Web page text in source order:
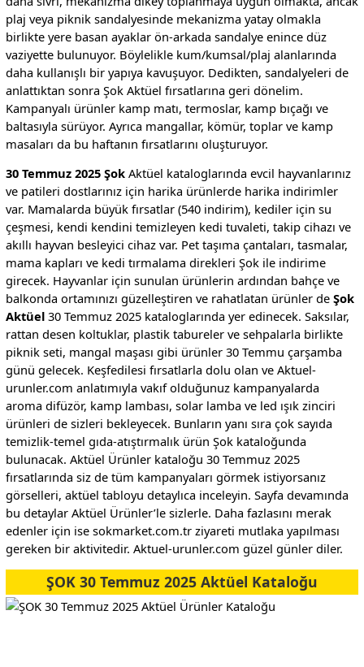
plaj veya piknik sandalyesinde mekanizma yatay olmakla
birlikte yere basan ayaklar ön-arkada sandalye enince düz
vaziyette bulunuyor. Böylelikle kum/kumsal/plaj alanlarında
daha kullanışlı bir yapıya kavuşuyor. Dedikten, sandalyeleri de
anlattıktan sonra Şok Aktüel fırsatlarına geri dönelim.
Kampanyalı ürünler kamp matı, termoslar, kamp bıçağı ve
baltasıyla sürüyor. Ayrıca mangallar, kömür, toplar ve kamp
masaları da bu haftanın fırsatlarını oluşturuyor.
30 Temmuz 2025 ŞokAktüel kataloglarında evcil hayvanlarınız
ve patileri dostlarınız için harika ürünlerde harika indirimler
var. Mamalarda büyük fırsatlar (540 indirim), kediler için su
çeşmesi, kendi kendini temizleyen kedi tuvaleti, takip cihazı ve
akıllı hayvan besleyici cihaz var. Pet taşıma çantaları, tasmalar,
mama kapları ve kedi tırmalama direkleri Şok ile indirime
girecek. Hayvanlar için sunulan ürünlerin ardından bahçe ve
balkonda ortamınızı güzelleştiren ve rahatlatan ürünler de Şok
Aktüel30 Temmuz 2025 kataloglarında yer edinecek. Saksılar,
rattan desen koltuklar, plastik tabureler ve sehpalarla birlikte
piknik seti, mangal maşası gibi ürünler 30 Temmu çarşamba
günü gelecek. Keşfedilesi fırsatlarla dolu olan ve Aktuel-
urunler.com anlatımıyla vakıf olduğunuz kampanyalarda
aroma difüzör, kamp lambası, solar lamba ve led ışık zinciri
ürünleri de sizleri bekleyecek. Bunların yanı sıra çok sayıda
temizlik-temel gıda-atıştırmalık ürün Şok kataloğunda
bulunacak. Aktüel Ürünler kataloğu 30 Temmuz 2025
fırsatlarında siz de tüm kampanyaları görmek istiyorsanız
görselleri, aktüel tabloyu detaylıca inceleyin. Sayfa devamında
bu detaylar Aktüel Ürünler’le sizlerle. Daha fazlasını merak
edenler için ise sokmarket.com.tr ziyareti mutlaka yapılması
gereken bir aktivitedir. Aktuel-urunler.com güzel günler diler.
ŞOK 30 Temmuz 2025 Aktüel Kataloğu